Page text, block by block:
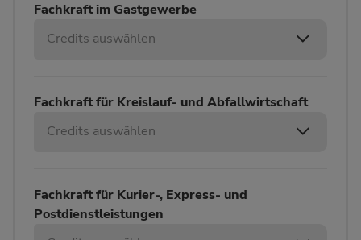
Fachkraft im Gastgewerbe
Credits auswählen
Fachkraft für Kreislauf- und Abfallwirtschaft
Credits auswählen
Fachkraft für Kurier-, Express- und
Postdienstleistungen